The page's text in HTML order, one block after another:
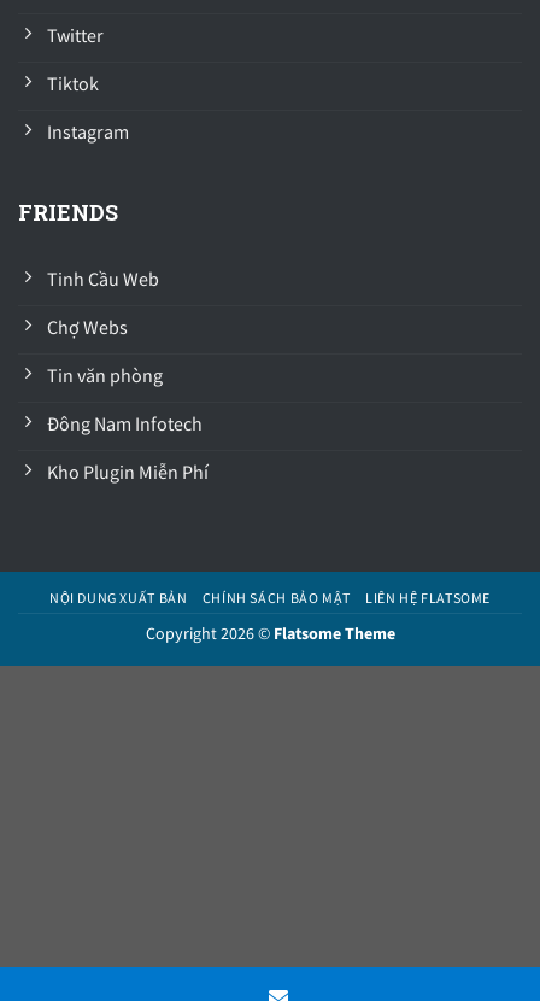
Twitter
Tiktok
Instagram
FRIENDS
Tinh Cầu Web
Chợ Webs
Tin văn phòng
Đông Nam Infotech
Kho Plugin Miễn Phí
NỘI DUNG XUẤT BẢN CHÍNH SÁCH BẢO MẬT LIÊN HỆ FLATSOME
Copyright 2026 © Flatsome Theme